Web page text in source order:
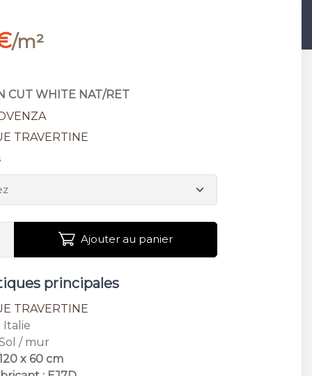
/m²
CUT WHITE NAT/RET
TRAVERTINE
Ajouter au panier
principales
TRAVERTINE
: Italie
/ mur
x 60 cm